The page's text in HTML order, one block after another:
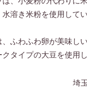
溶き米粉を使用して
ふわふわ卵が美味し
タイプの大豆を使用
埼